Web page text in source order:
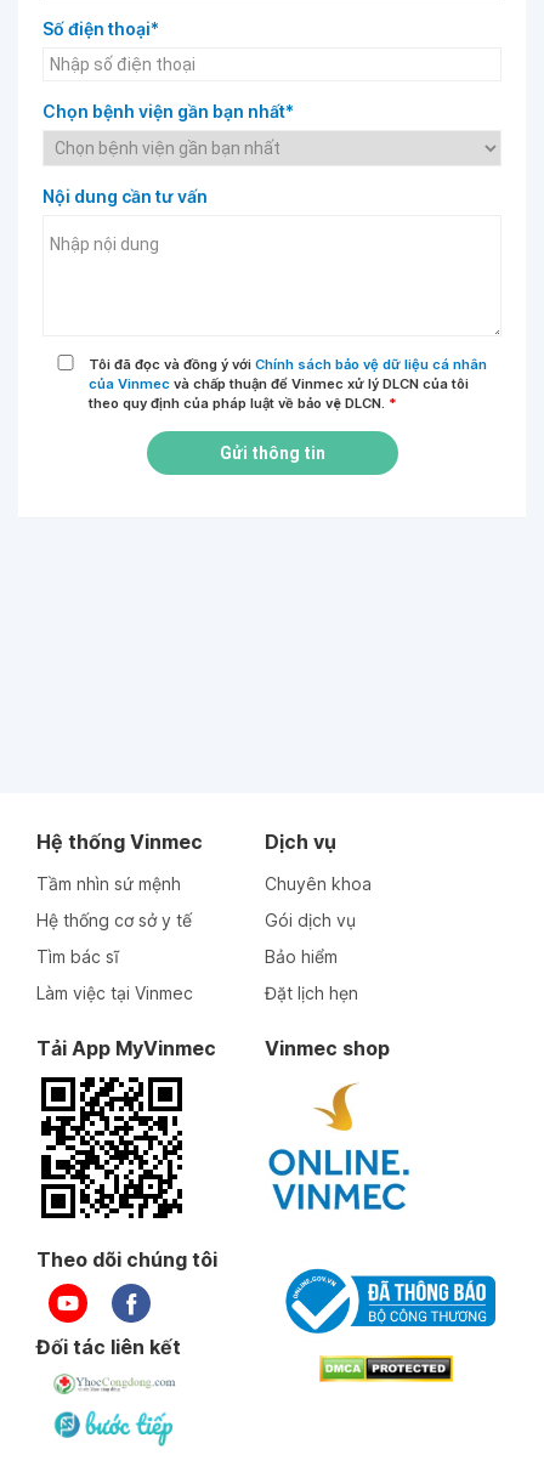
Số điện thoại*
Chọn bệnh viện gần bạn nhất*
Nội dung cần tư vấn
Tôi đã đọc và đồng ý với Chính sách bảo vệ dữ liệu cá nhân
của Vinmec và chấp thuận để Vinmec xử lý DLCN của tôi
theo quy định của pháp luật về bảo vệ DLCN. *
Gửi thông tin
Hệ thống Vinmec
Tầm nhìn sứ mệnh
Hệ thống cơ sở y tế
Tìm bác sĩ
Làm việc tại Vinmec
Dịch vụ
Chuyên khoa
Gói dịch vụ
Bảo hiểm
Đặt lịch hẹn
Tải App MyVinmec Vinmec shop
Theo dõi chúng tôi
Đối tác liên kết